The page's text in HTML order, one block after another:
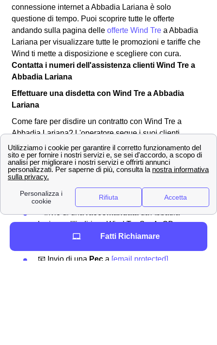
connessione internet a Abbadia Lariana è solo
questione di tempo. Puoi scoprire tutte le offerte
andando sulla pagina delle offerte Wind Tre a Abbadia
Lariana per visualizzare tutte le promozioni e tariffe che
Wind ti mette a disposizione e scegliere con cura.
Contatta i numeri dell'assistenza clienti Wind Tre a
Abbadia Lariana
Effettuare una disdetta con Wind Tre a Abbadia
Lariana
Come fare per disdire un contratto con Wind Tre a
Abbadia Lariana? L'operatore segue i suoi clienti
abbadiensi in tutte le operazioni necessarie, anche per
la disdetta di un abbonamento o tariffa. Puoi effettuare
una disdetta in qualsiasi momento, l'importante è inviare
una comunicazione per tempo all'operatore a Abbadia
Lariana.Ecco qua sotto alcuni dei canali utilizzabili:
✉Invio di unaraccomandatada Abbadia
Lariana all'indirizzo Wind Tre S.p.A. CD
MILANO RECAPITO BAGGIO Casella
📧 Invio di una Pec a [email protected]
Fatti Richiamare